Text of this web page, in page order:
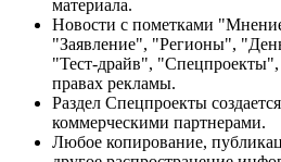
материала.
Новости с пометками
"Заявление", "Регионы",
"Тест-драйв",
правах рекламы.
Раздел Спецпроекты
коммерческими партнерами.
Любое копирование,